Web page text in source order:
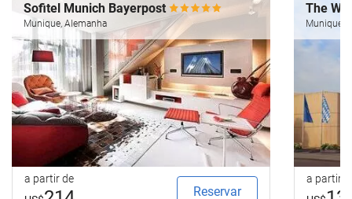
Sofitel Munich Bayerpost
Munique, Alemanha
a partir de
Reservar
The
Munique,
a partir